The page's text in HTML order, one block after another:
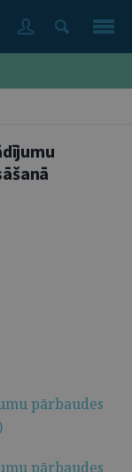
pārbaudes
pārbaudes